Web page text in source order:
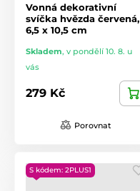
Vonná dekorativní
svíčka hvězda červená,
6,5 x 10,5 cm
Skladem, v pondělí 10. 8. u
vás
279 Kč
Porovnat
S kódem: 2PLUS1